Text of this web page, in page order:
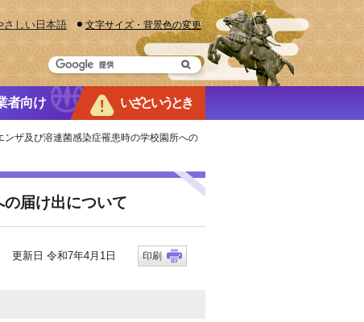
さしい日本語 文字サイズ・背景色の変更
者向け いざというとき
ンザ及び溶連菌感染症罹患時の学校園所への
届け出について
更新日 令和7年4月1日 印刷